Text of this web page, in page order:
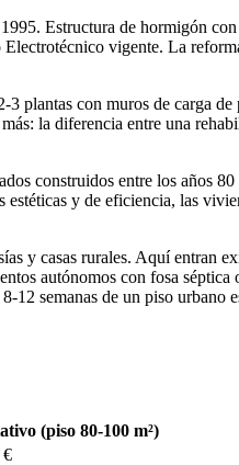
Estructura de hormigón
vigente. La
plantas con muros de carga
la diferencia entre una
construidos entre los años
y de eficiencia, las
y casas rurales. Aquí entran
autónomos con fosa séptica
12 semanas de un piso urbano
(piso 80-100 m²)
€